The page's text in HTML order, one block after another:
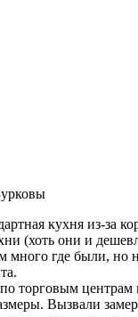
кухня из-за
(хоть они и
много где были, но
торговым
Вызвали